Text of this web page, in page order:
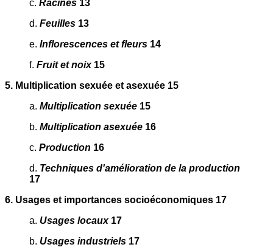
c. Racines 13
d. Feuilles 13
e. Inflorescences et fleurs 14
f. Fruit et noix 15
5. Multiplication sexuée et asexuée 15
a. Multiplication sexuée 15
b. Multiplication asexuée 16
c. Production 16
d. Techniques d'amélioration de la production
17
6. Usages et importances socioéconomiques 17
a. Usages locaux 17
b. Usages industriels 17